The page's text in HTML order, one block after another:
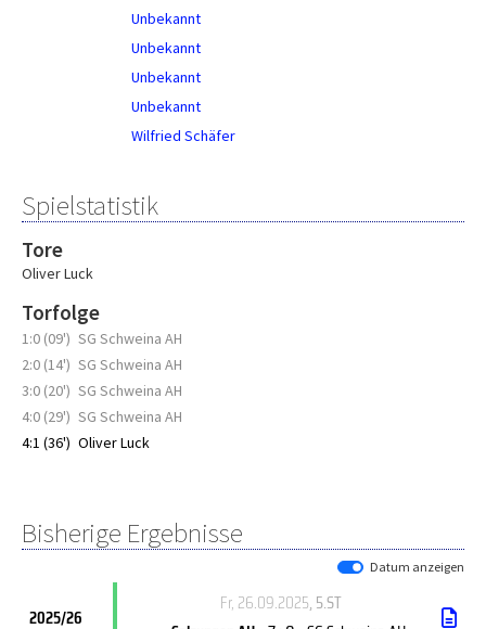
Unbekannt
Unbekannt
Unbekannt
Unbekannt
Wilfried Schäfer
Spielstatistik
Tore
Oliver Luck
Torfolge
1:0 (09') SG Schweina AH
2:0 (14') SG Schweina AH
3:0 (20') SG Schweina AH
4:0 (29') SG Schweina AH
4:1 (36') Oliver Luck
Bisherige Ergebnisse
Datum anzeigen
2025/26
Fr, 26.09.2025, 5.ST